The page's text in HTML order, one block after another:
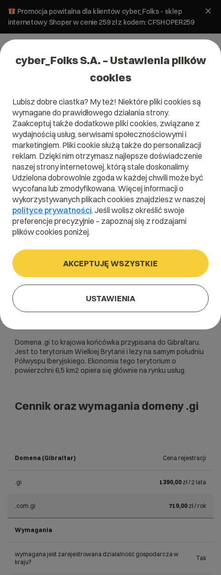
Promocja powitalna dla klientów cyber_Folks - sklep
internetowy Shoper w cenie 259 zł z kodem: CFSHOPER259
Domena .gi
Zarejestruj adres www z domeną Gibraltaru
.gi
Szukaj
Domena .gi to krajowa końcówka przypisana do Gibraltaru.
Jest to terytorium Wielkiej Brytanii i lezy na samym południu
Półwyspu Iberyjskiego. Ekonomia tego terytorium o
powierzchni 6,5 km2 opiera się głównie na rynku usług.
Cennik oraz wymagania domeny .gi
Domena (Gibraltar) Cena rejestracji
.gi 1390,00 zł / 2 lata
.com.gi 719,00 zł / rok
Wymagania
wymagana jest zarejestrowana działalność gospodarcza w
kraju?
Tak
cyber_Folks S.A. – Ustawienia plików
cookies
Lubisz dobre ciastka? My też! Niektóre pliki cookies są
wymagane do prawidłowego działania strony.
Zaakceptuj także dodatkowe pliki cookies, związane z
wydajnością usług, serwisami społecznościowymi i
marketingiem. Pliki cookie służą także do personalizacji
reklam. Dzięki nim otrzymasz najlepsze doświadczenie
naszej strony internetowej, którą stale doskonalimy.
Udzielona dobrowolnie zgoda w każdej chwili może być
wycofana lub zmodyfikowana. Więcej informacji o
wykorzystywanych plikach cookies znajdziesz w naszej
polityce prywatności. Jeśli wolisz określić swoje
preferencje precyzyjnie – zapoznaj się z rodzajami
plików cookies poniżej.
AKCEPTUJĘ WSZYSTKIE
USTAWIENIA